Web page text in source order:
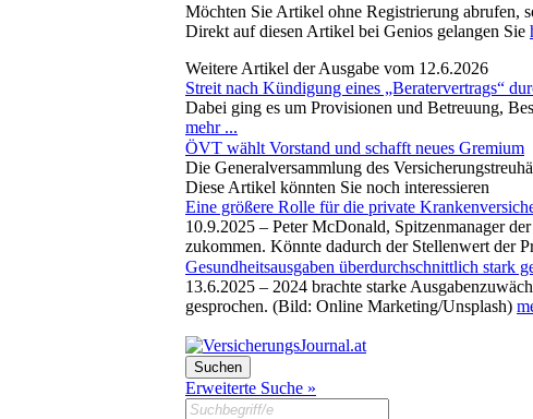
Möchten Sie Artikel ohne Registrierung abrufen,
Direkt auf diesen Artikel bei Genios gelangen Sie
Weitere Artikel der Ausgabe vom 12.6.2026
Streit nach Kündigung eines „Beratervertrags“
Dabei ging es um Provisionen und Betreuung,
mehr ...
ÖVT wählt Vorstand und schafft neues Gremium
Die Generalversammlung des
Diese Artikel könnten Sie noch interessieren
Eine größere Rolle für die private
10.9.2025 – Peter McDonald, Spitzenmanager
zukommen. Könnte dadurch der Stellenwert der
Gesundheitsausgaben überdurchschnittlich stark
13.6.2025 – 2024 brachte starke
gesprochen. (Bild: Online Marketing/Unsplash)
Erweiterte Suche »